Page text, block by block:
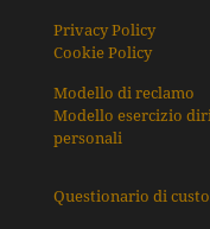
Privacy Policy
Cookie Policy
Modello di reclamo
Modello esercizio
personali
Questionario di